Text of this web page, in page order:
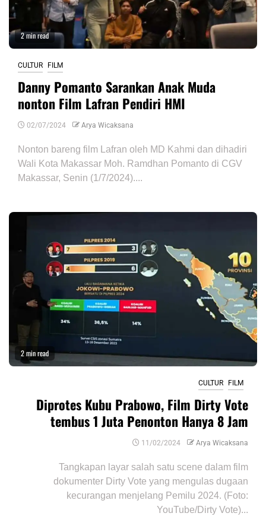
2 min read
CULTUR FILM
Danny Pomanto Sarankan Anak Muda
nonton Film Lafran Pendiri HMI
02/07/2024 Arya Wicaksana
Nonton bareng film Lafran oleh MD Kahmi dan dihadiri
Wali Kota Makassar Moh. Ramdhan Pomanto di CGV
Makassar, Senin (1/7/2024)....
2 min read
CULTUR FILM
Diprotes Kubu Prabowo, Film Dirty Vote
tembus 1 Juta Penonton Hanya 8 Jam
11/02/2024 Arya Wicaksana
Tangkapan layar salah satu scene dalam film
dokumenter Dirty Vote yang mengulas dugaan
kecurangan menjelang Pemilu 2024. (Foto:
YouTube/Dirty Vote)...